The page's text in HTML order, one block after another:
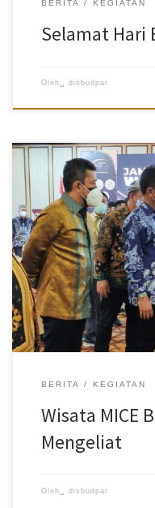
BERITA KEGIATAN
Selamat Hari
Oleh␣ disbudpar
Disbudpar Batam-
Exhibition (MICE) di Kota
dibuktikan dengan mulai
pelatihan-pelatihan di
yang dilakukan di Batam
Insinyur Indonesia
Harbour Bay, Batuampar
2021. Wali Kota Batam,
pertemuan tersebut. Hal
perekonomian Kota Batam
banyaknya pertemuan
termasuk menambah
BERITA KEGIATAN
Wisata MICE
Mengeliat
Oleh␣ disbudpar